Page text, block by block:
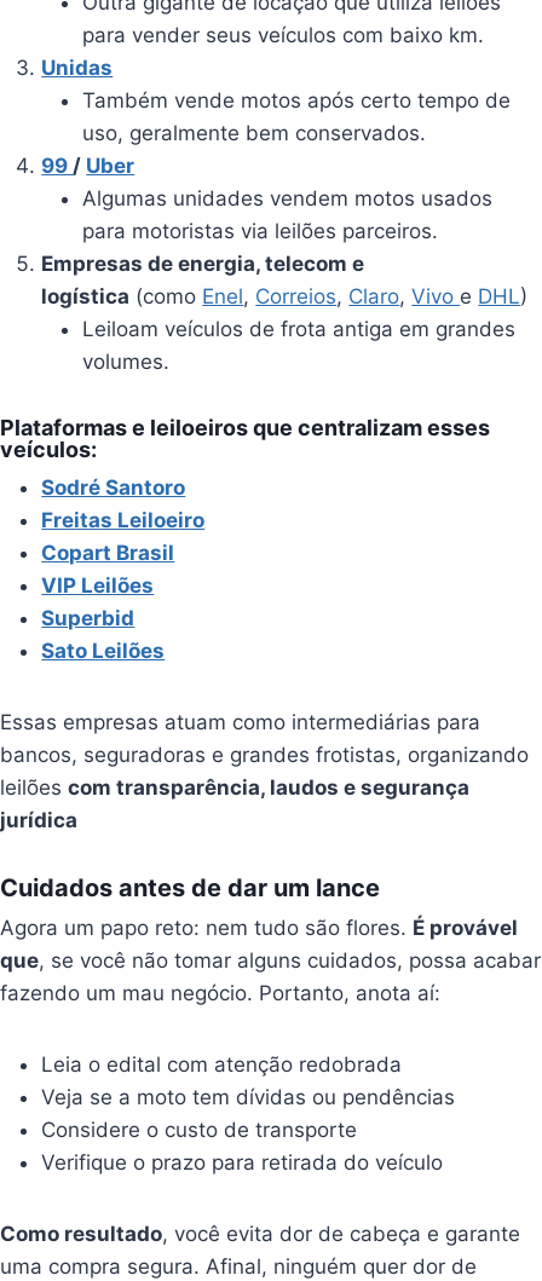
para vender seus veículos com baixo km.
Unidas
Também vende motos após certo tempo de
uso, geralmente bem conservados.
99/ Uber
Algumas unidades vendem motos usados
para motoristas via leilões parceiros.
Empresas de energia, telecom e
logística (como Enel, Correios, Claro,Vivo e DHL)
Leiloam veículos de frota antiga em grandes
volumes.
Plataformas e leiloeiros que centralizam esses
veículos:
Sodré Santoro
Freitas Leiloeiro
Copart Brasil
VIP Leilões
Superbid
Sato Leilões
Essas empresas atuam como intermediárias para
bancos, seguradoras e grandes frotistas, organizando
leilõescom transparência, laudos e segurança
jurídica
Cuidados antes de dar um lance
Agora um papo reto: nem tudo são flores. É provável
que, se você não tomar alguns cuidados, possa acabar
fazendo um mau negócio. Portanto, anota aí:
Leia o edital com atenção redobrada
Veja se a moto tem dívidas ou pendências
Considere o custo de transporte
Verifique o prazo para retirada do veículo
Como resultado, você evita dor de cabeça e garante
uma compra segura. Afinal, ninguém quer dor de